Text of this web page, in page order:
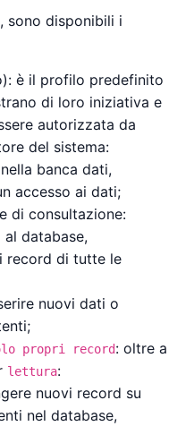
sono disponibili i
è il profilo predefinito
di loro iniziativa e
autorizzata da
del sistema:
banca dati,
accesso ai dati;
di consultazione:
al database,
record di tutte le
nuovi dati o
propri record: oltre a
lettura:
nuovi record su
nel database,